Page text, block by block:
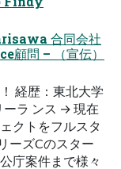
合同会社
問 – （宣伝）
経歴：東北大学
ラ ンス → 現在
クトをフルスタ
ーズCのスター
庁案件まで様々